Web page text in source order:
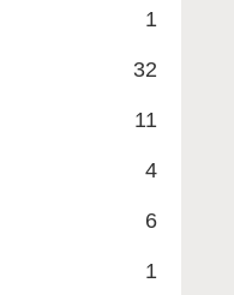
1
32
11
4
6
1